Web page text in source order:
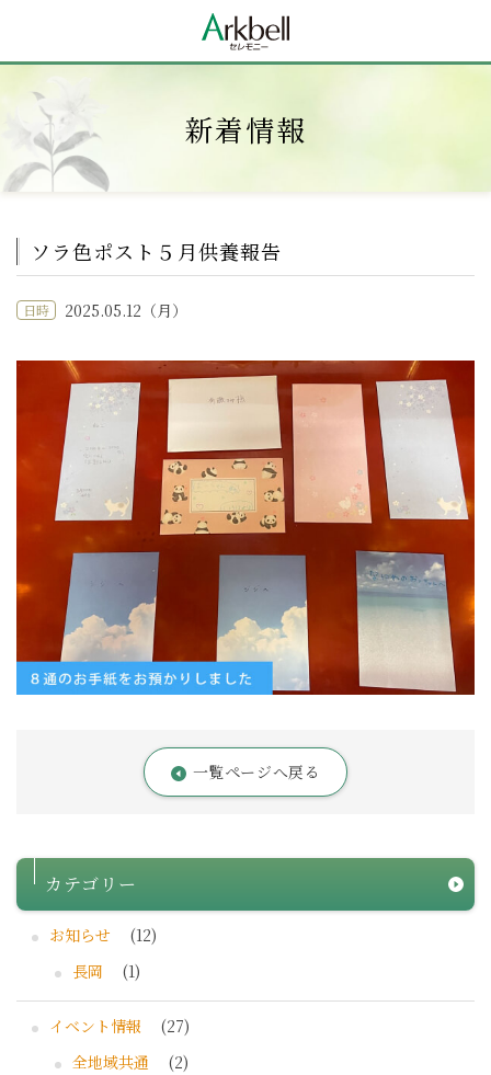
新着情報
ソラ色ポスト５月供養報告
日時 2025.05.12（月）
一覧ページへ戻る
カテゴリー
お知らせ
(12)
長岡
(1)
イベント情報
(27)
全地域共通
(2)